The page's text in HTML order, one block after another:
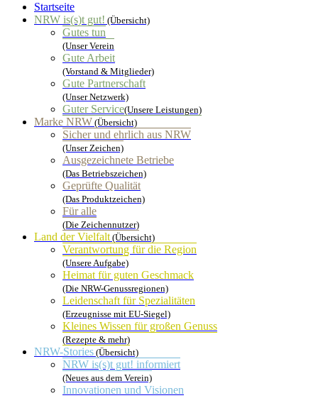
Startseite
NRW is(s)t gut! (Übersicht)
Gutes tun
(Unser Verein
Gute Arbeit
(Vorstand & Mitglieder)
Gute Partnerschaft
(Unser Netzwerk)
Guter Service(Unsere Leistungen)
Marke NRW (Übersicht)
Sicher und ehrlich aus NRW
(Unser Zeichen)
Ausgezeichnete Betriebe
(Das Betriebszeichen)
Geprüfte Qualität
(Das Produktzeichen)
Für alle
(Die Zeichennutzer)
Land der Vielfalt(Übersicht)
Verantwortung für die Region
(Unsere Aufgabe)
Heimat für guten Geschmack
(Die NRW-Genussregionen)
Leidenschaft für Spezialitäten
(Erzeugnisse mit EU-Siegel)
Kleines Wissen für großen Genuss
(Rezepte & mehr)
NRW-Stories (Übersicht)
NRW is(s)t gut! informiert
(Neues aus dem Verein)
Innovationen und Visionen